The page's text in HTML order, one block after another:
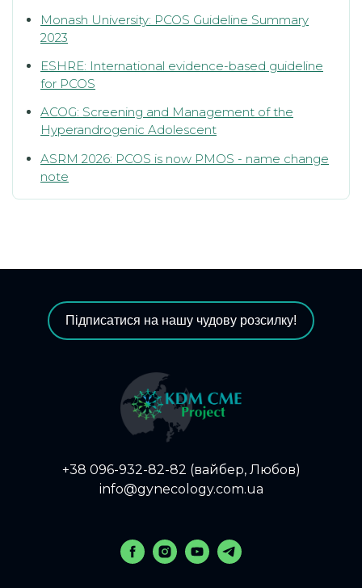
Monash University: PCOS Guideline Summary
2023
ESHRE: International evidence-based guideline
for PCOS
ACOG: Screening and Management of the
Hyperandrogenic Adolescent
ASRM 2026: PCOS is now PMOS - name change
note
Підписатися на нашу чудову розсилку!
+38 096-932-82-82 (вайбер, Любов)
info@gynecology.com.ua